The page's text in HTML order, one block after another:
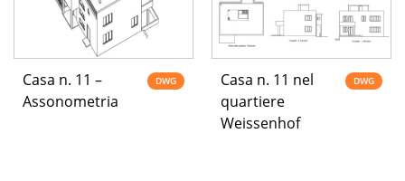
Casa n. 11 –
Assonometria
DWG
Casa n. 11 nel
quartiere
Weissenhof
DWG